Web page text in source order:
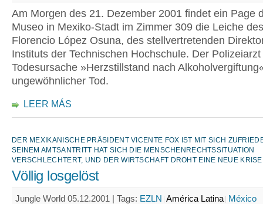
Am Morgen des 21. Dezember 2001 findet ein Page
Museo in Mexiko-Stadt im Zimmer 309 die Leiche
Florencio López Osuna, des stellvertretenden
Instituts der Technischen Hochschule. Der
Todesursache »Herzstillstand nach
ungewöhnlicher Tod.
LEER MÁS
DER MEXIKANISCHE PRÄSIDENT VICENTE FOX IST MIT SICH
SEINEM AMTSANTRITT HAT SICH DIE MENSCHENRECHTSSITUATION
VERSCHLECHTERT, UND DER WIRTSCHAFT DROHT EINE NEUE KRISE
Völlig losgelöst
Jungle World 05.12.2001 | Tags: EZLN América Latina México